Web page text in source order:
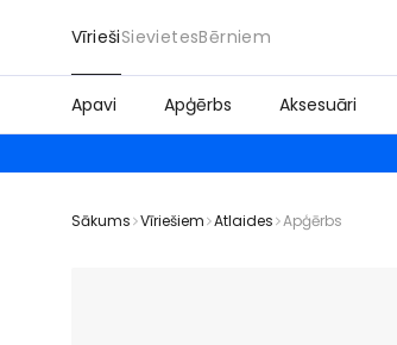
VīriešiSievietesBērniem
Apavi Apģērbs Aksesuāri
Sākums Vīriešiem Atlaides Apģērbs